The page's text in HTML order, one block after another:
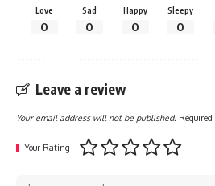
Love
0
Sad
0
Happy
0
Sleepy
0
Leave a review
Your email address will not be published.
Your Rating